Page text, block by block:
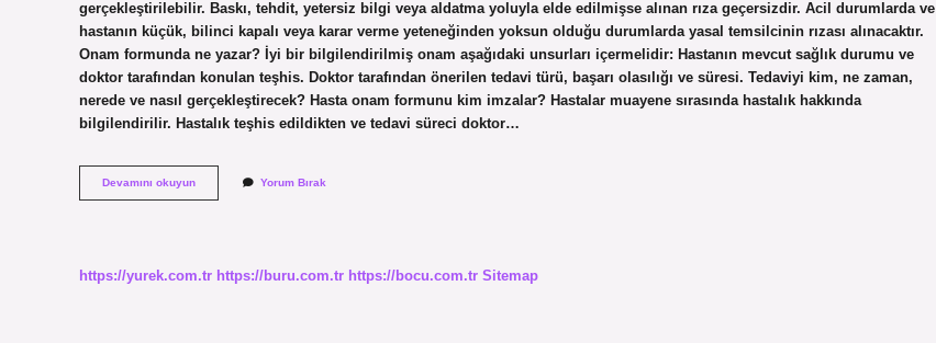
gerçekleştirilebilir. Baskı, tehdit, yetersiz bilgi veya aldatma yoluyla elde edilmişse alınan rıza geçersizdir. Acil durumlarda ve
hastanın küçük, bilinci kapalı veya karar verme yeteneğinden yoksun olduğu durumlarda yasal temsilcinin rızası alınacaktır.
Onam formunda ne yazar? İyi bir bilgilendirilmiş onam aşağıdaki unsurları içermelidir: Hastanın mevcut sağlık durumu ve
doktor tarafından konulan teşhis. Doktor tarafından önerilen tedavi türü, başarı olasılığı ve süresi. Tedaviyi kim, ne zaman,
nerede ve nasıl gerçekleştirecek? Hasta onam formunu kim imzalar? Hastalar muayene sırasında hastalık hakkında
bilgilendirilir. Hastalık teşhis edildikten ve tedavi süreci doktor…
Devamını okuyunHastaneye
Kabul
Yorum Bırak
https://yurek.com.tr https://buru.com.tr https://bocu.com.tr Sitemap